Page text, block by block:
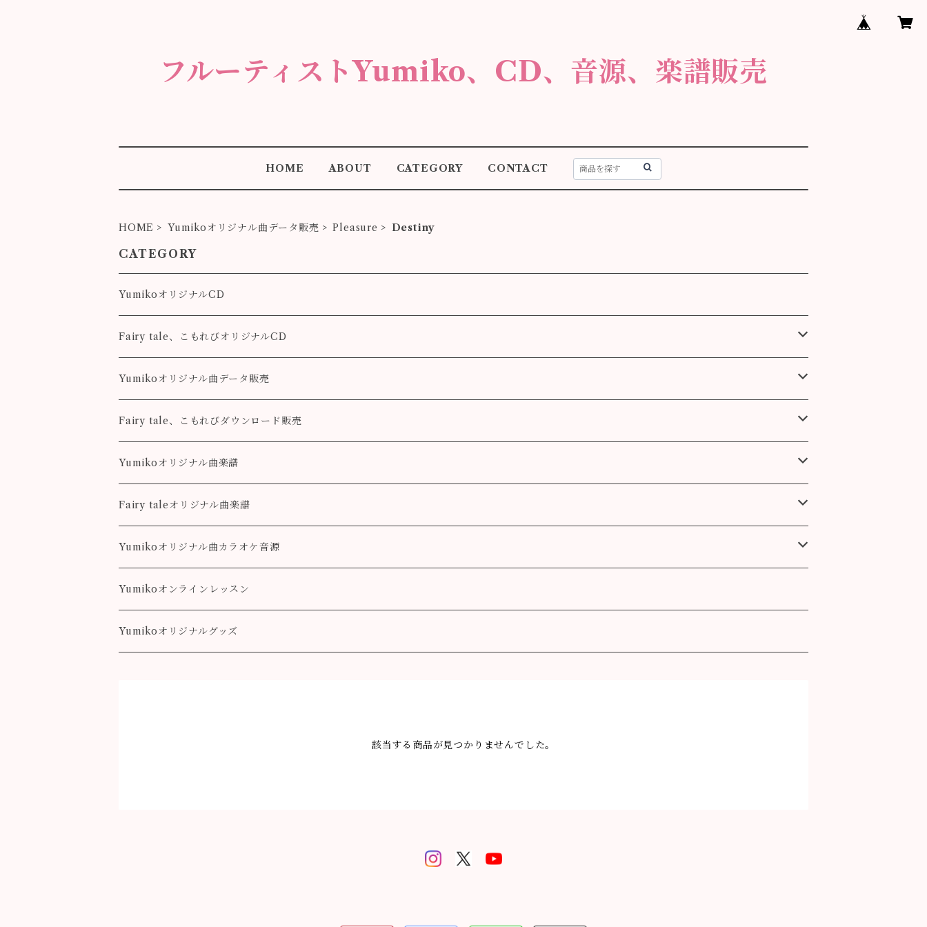
フルーティストYumiko、CD、音源、楽譜販売
HOME ABOUT CATEGORY CONTACT
HOME Yumikoオリジナル曲データ販売 Pleasure Destiny
CATEGORY
YumikoオリジナルCD
Fairy tale、こもれびオリジナルCD
Fairy tale
こもれび
Yumikoオリジナル曲データ販売
Pleasure
Destiny
Destiny
colorful
Fairy tale、こもれびダウンロード販売
Fairy tale
こもれび
Yumikoオリジナル曲楽譜
Pleasure
Destiny
colorful
Fairy taleオリジナル曲楽譜
Landscape
Fairy Song
Yumikoオリジナル曲カラオケ音源
Pleasure
Destiny
Yumikoオンラインレッスン
Yumikoオリジナルグッズ
該当する商品が見つかりませんでした。